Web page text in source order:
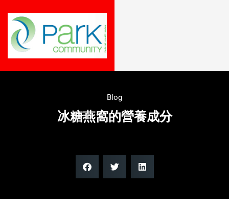
Blog
冰糖燕窩的營養成分